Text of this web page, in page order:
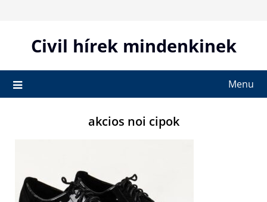
contentCivil hírek mindenkinek
Menu
akcios noi cipok